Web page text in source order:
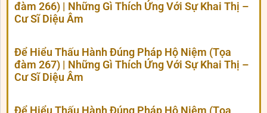
đàm 266) | Những Gì Thích Ứng Với Sự Khai Thị –
Cư Sĩ Diệu Âm
Để Hiểu Thấu Hành Đúng Pháp Hộ Niệm (Tọa
đàm 267) | Những Gì Thích Ứng Với Sự Khai Thị –
Cư Sĩ Diệu Âm